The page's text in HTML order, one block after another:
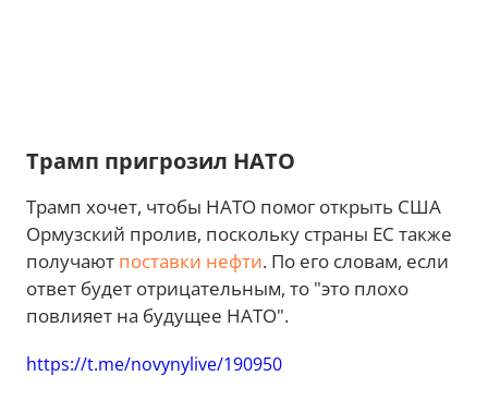
Трамп пригрозил НАТО
Трамп хочет, чтобы НАТО помог открыть США
Ормузский пролив, поскольку страны ЕС также
получают поставки нефти. По его словам, если
ответ будет отрицательным, то "это плохо
повлияет на будущее НАТО".
https://t.me/novynylive/190950